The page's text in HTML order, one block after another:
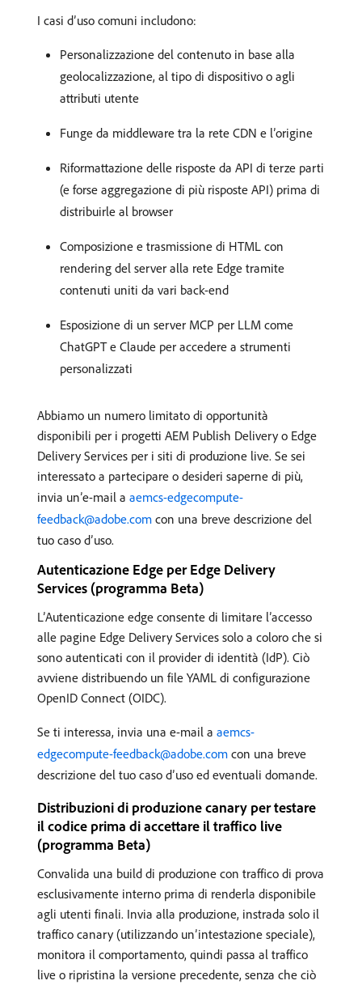
I casi d’uso comuni includono:
Personalizzazione del contenuto in base alla
geolocalizzazione, al tipo di dispositivo o agli
attributi utente
Funge da middleware tra la rete CDN e l’origine
Riformattazione delle risposte da API di terze parti
(e forse aggregazione di più risposte API) prima di
distribuirle al browser
Composizione e trasmissione di HTML con
rendering del server alla rete Edge tramite
contenuti uniti da vari back-end
Esposizione di un server MCP per LLM come
ChatGPT e Claude per accedere a strumenti
personalizzati
Abbiamo un numero limitato di opportunità
disponibili per i progetti AEM Publish Delivery o Edge
Delivery Services per i siti di produzione live. Se sei
interessato a partecipare o desideri saperne di più,
invia un’e-mail a aemcs-edgecompute-
feedback@adobe.com con una breve descrizione del
tuo caso d’uso.
Autenticazione Edge per Edge Delivery
Services (programma Beta)
L’Autenticazione edge consente di limitare l’accesso
alle pagine Edge Delivery Services solo a coloro che si
sono autenticati con il provider di identità (IdP). Ciò
avviene distribuendo un file YAML di configurazione
OpenID Connect (OIDC).
Se ti interessa, invia una e-mail a aemcs-
edgecompute-feedback@adobe.com con una breve
descrizione del tuo caso d’uso ed eventuali domande.
Distribuzioni di produzione canary per testare
il codice prima di accettare il traffico live
(programma Beta)
Convalida una build di produzione con traffico di prova
esclusivamente interno prima di renderla disponibile
agli utenti finali. Invia alla produzione, instrada solo il
traffico canary (utilizzando un’intestazione speciale),
monitora il comportamento, quindi passa al traffico
live o ripristina la versione precedente, senza che ciò